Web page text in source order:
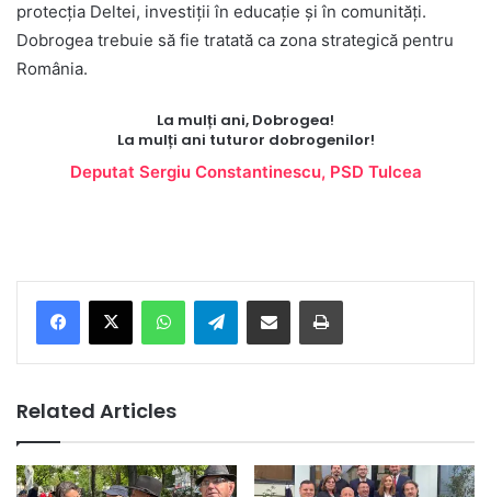
protecția Deltei, investiții în educație și în comunități.
Dobrogea trebuie să fie tratată ca zona strategică pentru
România.
La mulți ani, Dobrogea!
La mulți ani tuturor dobrogenilor!
Deputat Sergiu Constantinescu, PSD Tulcea
Telegram
Related Articles